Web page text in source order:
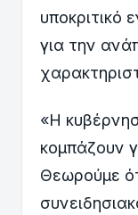
υποκριτικό
για την
«Η
κομπάζουν
Θεωρούμε